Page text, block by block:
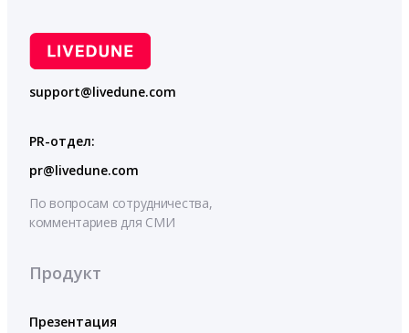
support@livedune.com
PR-отдел:
pr@livedune.com
По вопросам сотрудничества,
комментариев для СМИ
Продукт
Презентация